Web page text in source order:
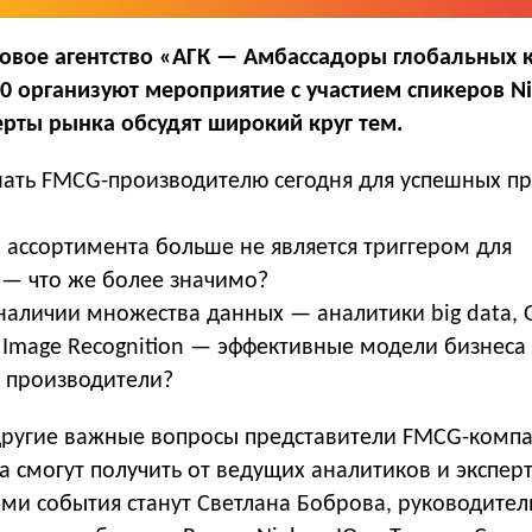
агентство «АГК — Амбассадоры глобальных
организуют мероприятие с участием спикеров
рынка обсудят широкий круг тем.
FMCG-производителю сегодня для успешных
больше не является триггером для
— что же более значимо?
множества данных — аналитики big data,
Image Recognition — эффективные модели
производители?
важные вопросы представители FMCG-
смогут получить от ведущих аналитиков и
события станут Светлана Боброва,